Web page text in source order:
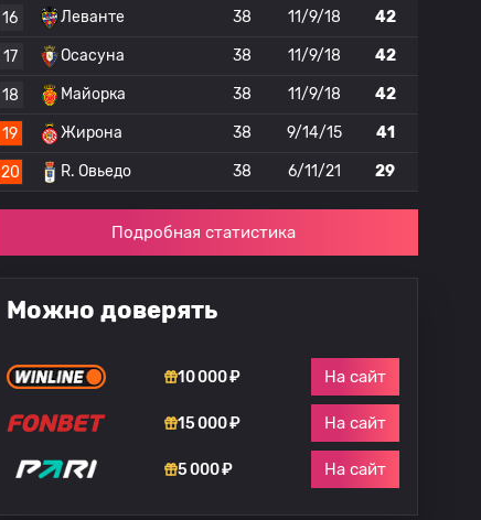
16 Леванте 38 11/9/18 42
17 Осасуна 38 11/9/18 42
18 Майорка 38 11/9/18 42
19 Жирона 38 9/14/15 41
20 R. Овьедо 38 6/11/21 29
Подробная статистика
Можно доверять
10 000 ₽ На сайт
15 000 ₽ На сайт
5 000 ₽ На сайт